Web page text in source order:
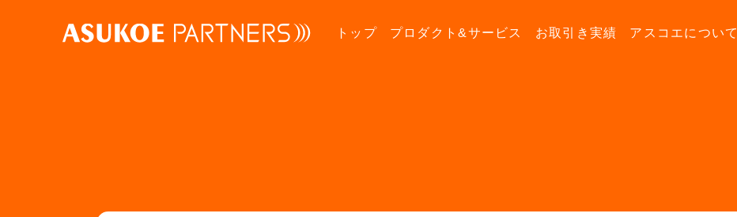
トップ プロダクト&サービス お取引き実績 アスコエについて